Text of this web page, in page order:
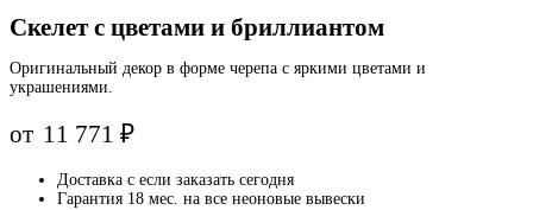
Скелет с цветами и бриллиантом
Оригинальный декор в форме черепа с яркими цветами и
украшениями.
от 11 771₽
Доставка с если заказать сегодня
Гарантия 18 мес. на все неоновые вывески